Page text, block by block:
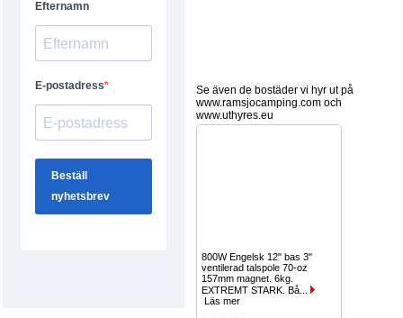
Se även de bostäder vi hyr ut på
www.ramsjocamping.com och
www.uthyres.eu
800W Engelsk 12" bas 3"
ventilerad talspole 70-oz
157mm magnet. 6kg.
EXTREMT STARK. Bå...
Läs mer